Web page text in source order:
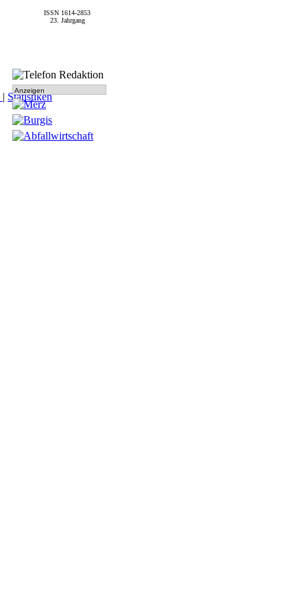
Anzeigen
ISSN 1614-2853
23. Jahrgang
| Statistiken